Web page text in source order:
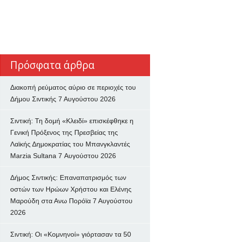
Πρόσφατα άρθρα
Διακοπή ρεύματος αύριο σε περιοχές του
Δήμου Σιντικής 7 Αυγούστου 2026
Σιντική: Τη δομή «Κλειδί» επισκέφθηκε η
Γενική Πρόξενος της Πρεσβείας της
Λαϊκής Δημοκρατίας του Μπανγκλαντές
Marzia Sultana 7 Αυγούστου 2026
Δήμος Σιντικής: Επαναπατρισμός των
oστών των Ηρώων Χρήστου και Ελένης
Μαρούδη στα Ανω Πορόϊα 7 Αυγούστου
2026
Σιντική: Οι «Κομνηνοί» γιόρτασαν τα 50